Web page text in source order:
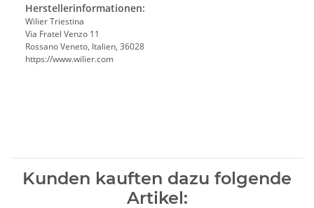
Herstellerinformationen:
Wilier Triestina
Via Fratel Venzo 11
Rossano Veneto, Italien, 36028
https://www.wilier.com
Kunden kauften dazu folgende
Artikel: